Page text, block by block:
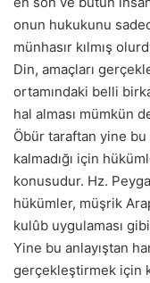
onun hukukunu
münhasır kılmış
Din, amaçları
ortamındaki belli
hal alması mümkün
Öbür taraftan yine
kalmadığı için
konusudur. Hz.
hükümler, müşrik
kulûb uygulaması
Yine bu anlayıştan
gerçekleştirmek için